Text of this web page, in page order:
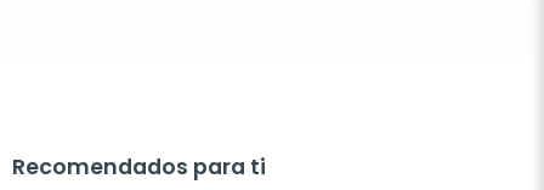
Recomendados para ti